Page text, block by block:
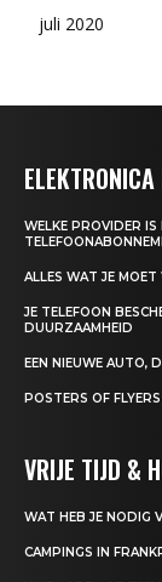
juli 2020
WELKE PROVIDER
ALLES WAT JE
JE TELEFOON
DUURZAAMHEID
EEN NIEUWE AUTO,
POSTERS OF
VRIJE TIJD &
WAT HEB JE NODIG
CAMPINGS IN